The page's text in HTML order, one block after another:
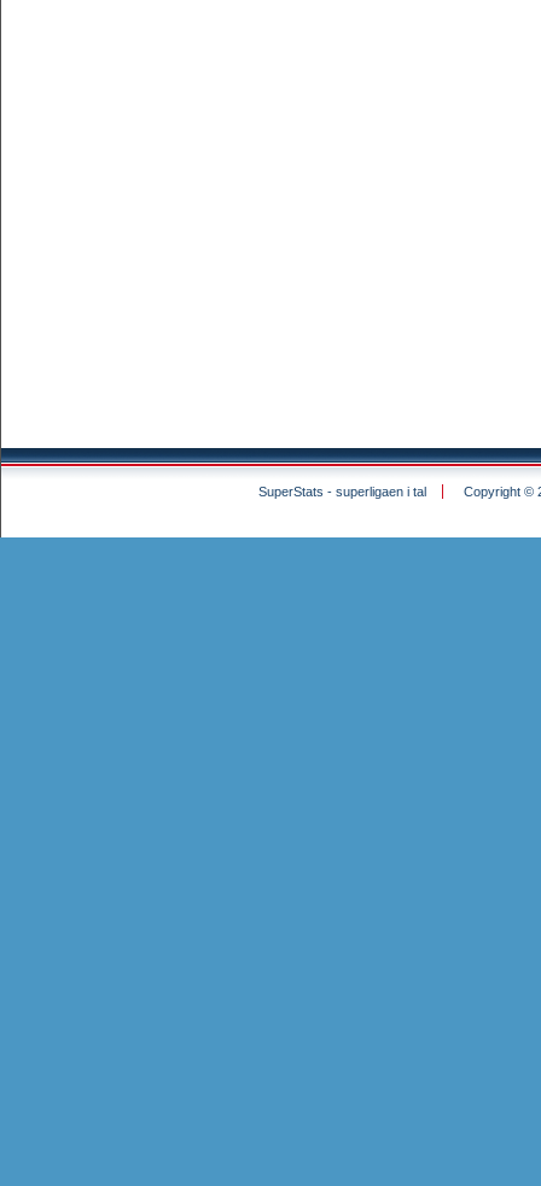
SuperStats - superligaen i tal Copyright ©